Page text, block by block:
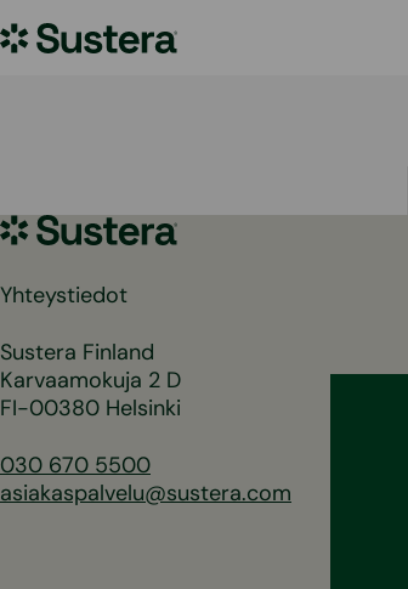
sisältöön
Sustera
Sustera
Yhteystiedot
Sustera Finland
Karvaamokuja 2 D
FI-00380 Helsinki
030 670 5500
asiakaspalvelu@sustera.com